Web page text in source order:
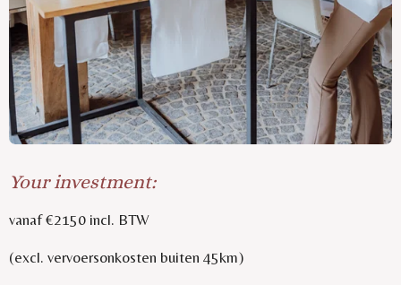
Your investment:
vanaf €2150 incl. BTW
(excl. vervoersonkosten buiten 45km)